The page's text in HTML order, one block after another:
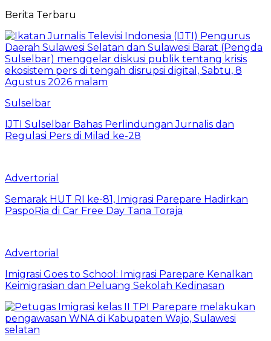
Berita Terbaru
Sulselbar
IJTI Sulselbar Bahas Perlindungan Jurnalis dan
Regulasi Pers di Milad ke-28
Advertorial
Semarak HUT RI ke-81, Imigrasi Parepare Hadirkan
PaspoRia di Car Free Day Tana Toraja
Advertorial
Imigrasi Goes to School: Imigrasi Parepare Kenalkan
Keimigrasian dan Peluang Sekolah Kedinasan